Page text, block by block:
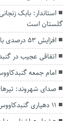
گلستان است
افزایش ۵۳ درصدی بارندگی‌ها در گلستان
اتفاقی عجیب در‌
امام جمعه
صدای شهروند:
۱۱ دهیاری گنبدکاووس به شبکه حفاظت مردمی منابع طبیعی پیوستند